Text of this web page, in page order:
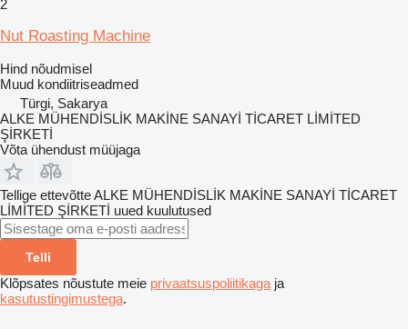
2
Nut Roasting Machine
Hind nõudmisel
Muud kondiitriseadmed
Türgi, Sakarya
ALKE MÜHENDİSLİK MAKİNE SANAYİ TİCARET LİMİTED
ŞİRKETİ
Võta ühendust müüjaga
Tellige ettevõtte ALKE MÜHENDİSLİK MAKİNE SANAYİ TİCARET
LİMİTED ŞİRKETİ uued kuulutused
Telli
Klõpsates nõustute meie privaatsuspoliitikaga ja
kasutustingimustega.